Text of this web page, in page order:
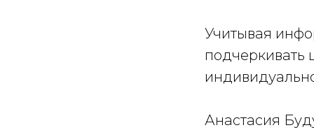
Учитывая
подчеркивать
Анастасия